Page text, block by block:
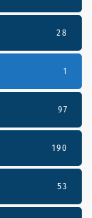
28
1
97
190
53